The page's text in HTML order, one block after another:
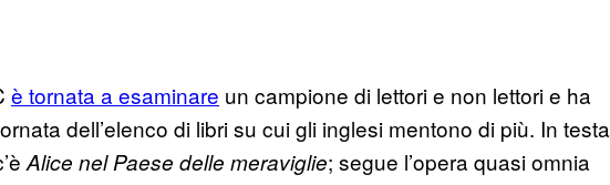
è tornata a esaminare un campione di lettori e non lettori e ha
dell’elenco di libri su cui gli inglesi mentono di più. In testa
Alice nel Paese delle meraviglie; segue l’opera quasi omnia